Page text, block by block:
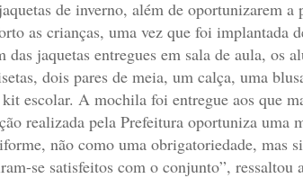
de inverno, além de oportunizarem
as crianças, uma vez que foi implantada
das jaquetas entregues em sala de aula, os
dois pares de meia, um calça, uma
escolar. A mochila foi entregue aos que
realizada pela Prefeitura oportuniza uma
não como uma obrigatoriedade, mas
se satisfeitos com o conjunto”,